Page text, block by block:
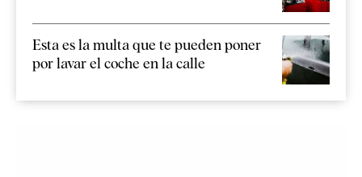
Esta es la multa que te pueden poner
por lavar el coche en la calle